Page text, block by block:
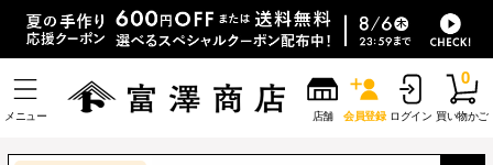
メニュー 店舗 会員登録 ログイン 買い物かご
0